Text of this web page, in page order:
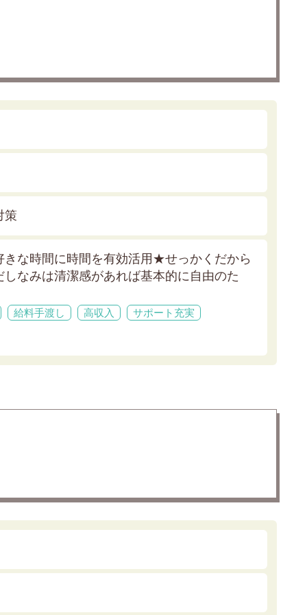
策
な時間に時間を有効活用★せっかくだから
なみは清潔感があれば基本的に自由のた
給料手渡し 高収入 サポート充実